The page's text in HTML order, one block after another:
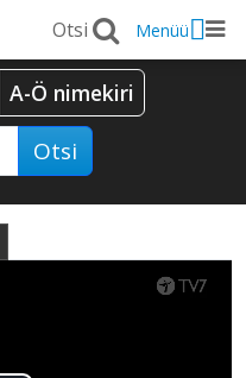
Menüü
A-Ö nimekiri
Otsi